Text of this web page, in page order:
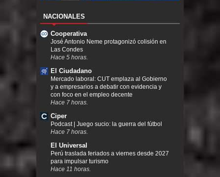
NACIONALES
Cooperativa
José Antonio Neme protagonizó colisión en
Las Condes
Hace 5 horas.
El Ciudadano
Mercado laboral: CUT emplaza al Gobierno
y a empresarios a debatir con evidencia y
con foco en el empleo decente
Hace 7 horas.
Ciper
Podcast | Juego sucio: la guerra del fútbol
Hace 7 horas.
El Universal
Perú traslada feriados a viernes desde 2027
para impulsar turismo
Hace 11 horas.